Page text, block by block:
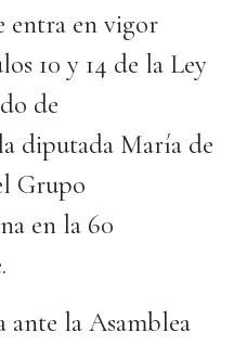
entra en vigor
10 y 14 de la Ley
de
diputada María de
Grupo
en la 60
la Asamblea